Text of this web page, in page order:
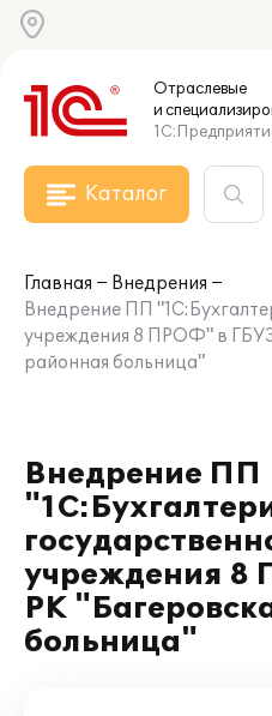
Отраслевые
и
Каталог
Главная
Внедрения
Внедрение ПП
учреждения 8 ПРОФ" в
районная больница"
Внедрение ПП
учреждения 8
РК
больница"